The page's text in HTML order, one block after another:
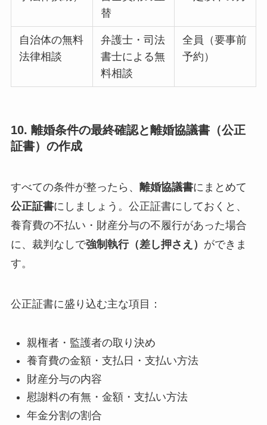
替
自治体の無料
法律相談
弁護士・司法
書士による無
料相談
全員（要事前
予約）
10. 離婚条件の最終確認と離婚協議書（公正
証書）の作成
すべての条件が整ったら、 離婚協議書にまとめて
公正証書にしましょう。公正証書にしておくと、
養育費の不払い・財産分与の不履行があった場合
に、裁判なしで強制執行（差し押さえ） ができま
す。
公正証書に盛り込む主な項目：
親権者・監護者の取り決め
養育費の金額・支払日・支払い方法
財産分与の内容
慰謝料の有無・金額・支払い方法
年金分割の割合